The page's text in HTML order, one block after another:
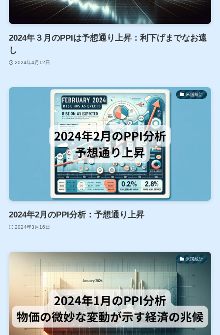
2024年３月のPPIは予想通り上昇：利下げまでなお遠
し
2024年4月12日
米国統計
2024年2月のPPI分析：予想通り上昇
2024年3月16日
米国統計